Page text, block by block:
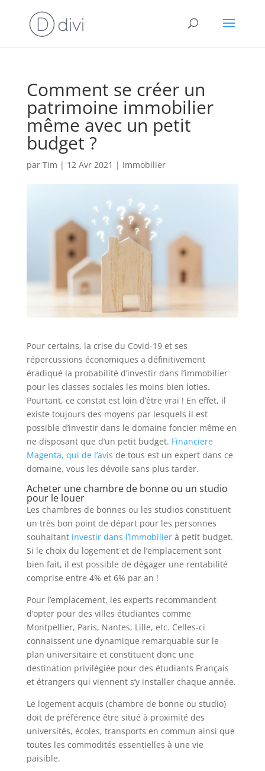
Comment se créer un
patrimoine immobilier
même avec un petit
budget ?
par Tim | 12 Avr 2021 | Immobilier
Pour certains, la crise du Covid-19 et ses
répercussions économiques a définitivement
éradiqué la probabilité d’investir dans l’immobilier
pour les classes sociales les moins bien loties.
Pourtant, ce constat est loin d’être vrai ! En effet, il
existe toujours des moyens par lesquels il est
possible d’investir dans le domaine foncier même en
ne disposant que d’un petit budget. Financiere
Magenta, qui de l’avis de tous est un expert dans ce
domaine, vous les dévoile sans plus tarder.
Acheter une chambre de bonne ou un studio
pour le louer
Les chambres de bonnes ou les studios constituent
un très bon point de départ pour les personnes
souhaitant investir dans l’immobilierà petit budget.
Si le choix du logement et de l’emplacement sont
bien fait, il est possible de dégager une rentabilité
comprise entre 4% et 6% par an !
Pour l’emplacement, les experts recommandent
d’opter pour des villes étudiantes comme
Montpellier, Paris, Nantes, Lille, etc. Celles-ci
connaissent une dynamique remarquable sur le
plan universitaire et constituent donc une
destination privilégiée pour des étudiants Français
et étrangers qui viennent s’y installer chaque année.
Le logement acquis (chambre de bonne ou studio)
doit de préférence être situé à proximité des
universités, écoles, transports en commun ainsi que
toutes les commodités essentielles à une vie
paisible.